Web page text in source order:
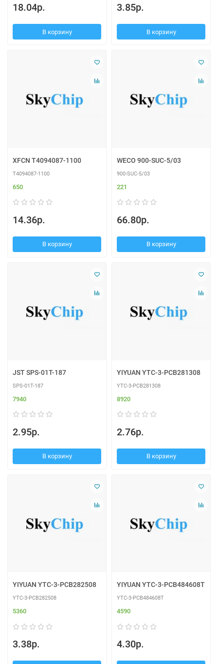
18.04р.
В корзину
3.85р.
В корзину
XFCN T4094087-1100
T4094087-1100
650
14.36р.
В корзину
WECO 900-SUC-5/03
900-SUC-5/03
221
66.80р.
В корзину
JST SPS-01T-187
SPS-01T-187
7940
2.95р.
В корзину
YIYUAN YTC-3-PCB281308
YTC-3-PCB281308
8920
2.76р.
В корзину
YIYUAN YTC-3-PCB282508
YTC-3-PCB282508
5360
3.38р.
YIYUAN YTC-3-PCB484608T
YTC-3-PCB484608T
4590
4.30р.